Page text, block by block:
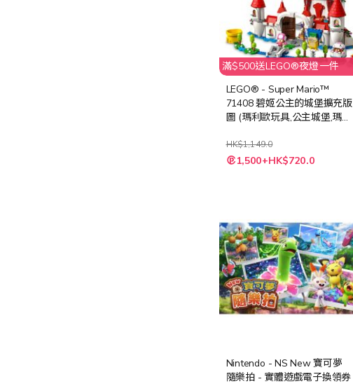
滿$500送LEGO®夜燈一件
LEGO® - Super Mario™
71408 碧姬公主的城堡擴充版
圖 (瑪利歐玩具,公主城堡,瑪利
HK$1,149.0
特
殊 1,500+HK$720.0
Nintendo - NS New 寶可夢
隨樂拍 - 實體遊戲電子換領券